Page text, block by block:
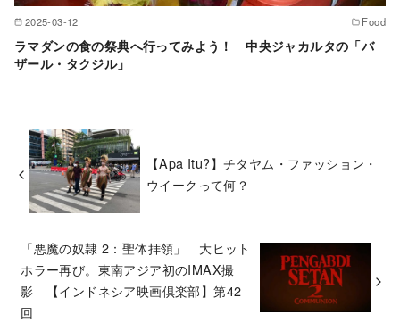
2025-03-12 Food
ラマダンの食の祭典へ行ってみよう！ 中央ジャカルタの「バ
ザール・タクジル」
【Apa Itu?】チタヤム・ファッション・
ウイークって何？
「悪魔の奴隷 2：聖体拝領」 大ヒット
ホラー再び。東南アジア初のIMAX撮
影 【インドネシア映画倶楽部】第42
回